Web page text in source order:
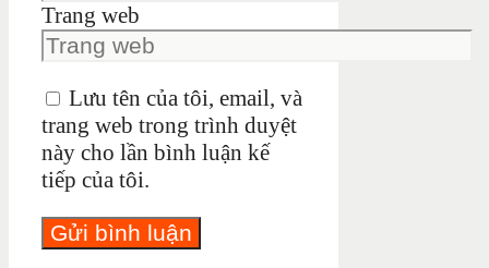
Trang web
Lưu tên của tôi, email, và
trang web trong trình duyệt
này cho lần bình luận kế
tiếp của tôi.